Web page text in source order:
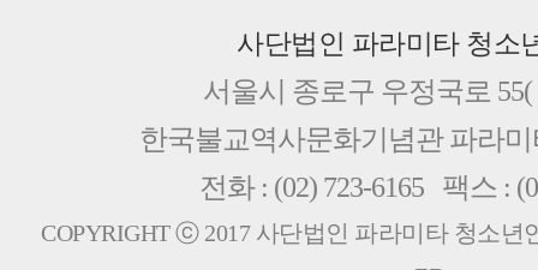
사단법인 파라미타 청소
서울시 종로구 우정국로 55(
한국불교역사문화기념관 파라
전화 : (02) 723-6165 팩스 :
COPYRIGHT ⓒ 2017 사단법인 파라미타 청소년